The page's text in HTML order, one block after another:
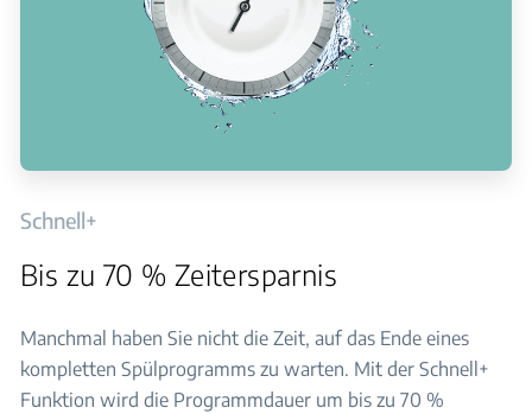
Schnell+
Bis zu 70 % Zeitersparnis
Manchmal haben Sie nicht die Zeit, auf das Ende eines
kompletten Spülprogramms zu warten. Mit der Schnell+
Funktion wird die Programmdauer um bis zu 70 %